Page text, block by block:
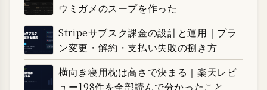
ウミガメのスープを作った
Stripeサブスク課金の設計と運用｜プラ
ン変更・解約・支払い失敗の捌き方
横向き寝用枕は高さで決まる｜楽天レビ
ュー198件を全部読んで分かったこと